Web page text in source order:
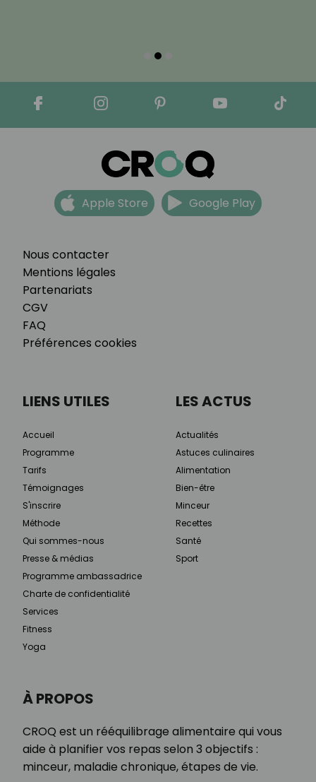
Nous contacter
Mentions légales
Partenariats
CGV
FAQ
Préférences cookies
Apple Store Google Play
À PROPOS
CROQ est un rééquilibrage alimentaire qui vous
aide à planifier vos repas selon 3 objectifs :
minceur, maladie chronique, étapes de vie.
LIENS UTILES
Accueil
Programme
Tarifs
Témoignages
S'inscrire
Méthode
Qui sommes-nous
Presse & médias
Programme ambassadrice
Charte de confidentialité
Services
Fitness
Yoga
LES ACTUS
Actualités
Astuces culinaires
Alimentation
Bien-être
Minceur
Recettes
Santé
Sport